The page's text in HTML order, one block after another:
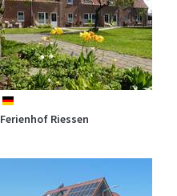
de
Ferienhof Riessen